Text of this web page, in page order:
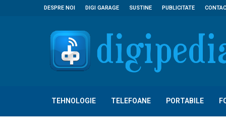
DESPRE NOI DIGI GARAGE SUSTINE PUBLICITATE
TEHNOLOGIE TELEFOANE PORTABILE